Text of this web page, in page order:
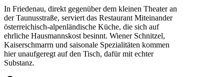
In Friedenau, direkt gegenüber dem kleinen Theater an
der Taunusstraße, serviert das Restaurant Miteinander
österreichisch-alpenländische Küche, die sich auf
ehrliche Hausmannskost besinnt. Wiener Schnitzel,
Kaiserschmarrn und saisonale Spezialitäten kommen
hier unaufgeregt auf den Tisch, dafür mit echter
Substanz.